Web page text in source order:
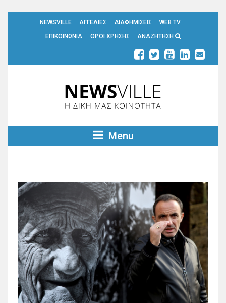
NEWSVILLE ΑΓΓΕΛΙΕΣ ΔΙΑΦΗΜΙΣΕΙΣ
WEB TV
ΕΠΙΚΟΙΝΩΝΙΑ
ΟΡΟΙ ΧΡΗΣΗΣ ΑΝΑΖΗΤΗΣΗ
Menu